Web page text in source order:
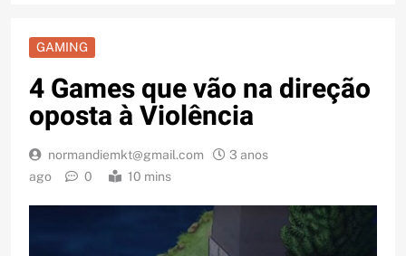
GAMING
4 Games que vão na direção
oposta à Violência
normandiemkt@gmail.com
3 anos
ago
0 10 mins